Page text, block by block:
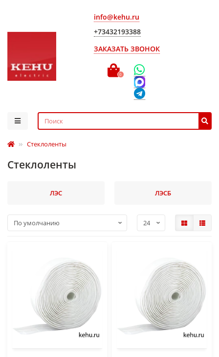
info@kehu.ru
+73432193388
ЗАКАЗАТЬ ЗВОНОК
0
Стеклоленты
Стеклоленты
ЛЭС ЛЭСБ